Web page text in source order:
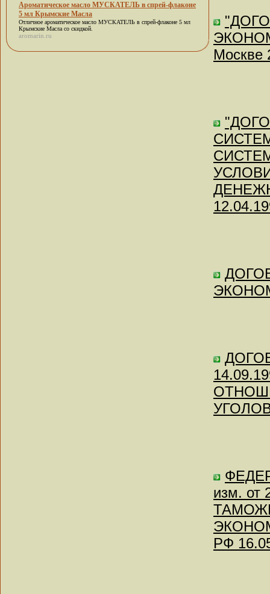
Ароматическое масло МУСКАТЕЛЬ в спрей-флаконе
5 мл Крымские Масла
Отличное ароматическое масло МУСКАТЕЛЬ в спрей-флаконе 5 мл
Крымские Масла со скидкой.
aromarin.ru
Москве
изм.
РФ